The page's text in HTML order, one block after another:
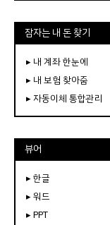
잠자는 내 돈 찾기
▸ 내 계좌 한눈에
▸ 내 보험 찾아줌
▸ 자동이체 통합관리
뷰어
▸ 한글
▸ 워드
▸ PPT